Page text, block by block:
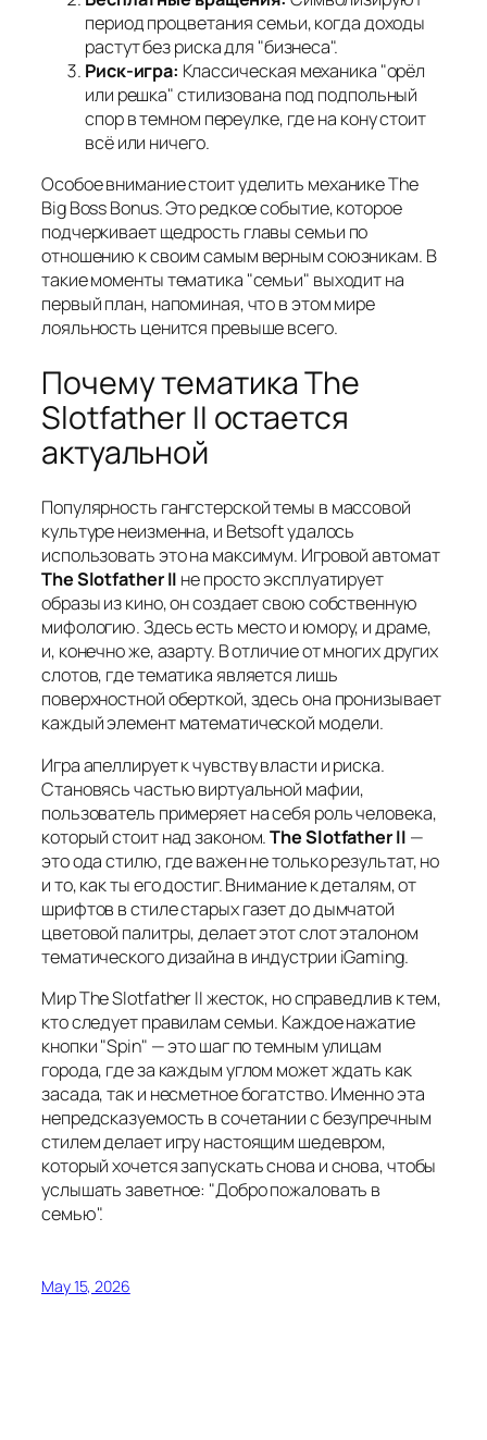
период процветания семьи, когда доходы
растут без риска для "бизнеса".
Риск-игра: Классическая механика "орёл
или решка" стилизована под подпольный
спор в темном переулке, где на кону стоит
всё или ничего.
Особое внимание стоит уделить механике The
Big Boss Bonus. Это редкое событие, которое
подчеркивает щедрость главы семьи по
отношению к своим самым верным союзникам. В
такие моменты тематика "семьи" выходит на
первый план, напоминая, что в этом мире
лояльность ценится превыше всего.
Почему тематика The
Slotfather II остается
актуальной
Популярность гангстерской темы в массовой
культуре неизменна, и Betsoft удалось
использовать это на максимум. Игровой автомат
The Slotfather II не просто эксплуатирует
образы из кино, он создает свою собственную
мифологию. Здесь есть место и юмору, и драме,
и, конечно же, азарту. В отличие от многих других
слотов, где тематика является лишь
поверхностной оберткой, здесь она пронизывает
каждый элемент математической модели.
Игра апеллирует к чувству власти и риска.
Становясь частью виртуальной мафии,
пользователь примеряет на себя роль человека,
который стоит над законом.The Slotfather II —
это ода стилю, где важен не только результат, но
и то, как ты его достиг. Внимание к деталям, от
шрифтов в стиле старых газет до дымчатой
цветовой палитры, делает этот слот эталоном
тематического дизайна в индустрии iGaming.
Мир The Slotfather II жесток, но справедлив к тем,
кто следует правилам семьи. Каждое нажатие
кнопки "Spin" — это шаг по темным улицам
города, где за каждым углом может ждать как
засада, так и несметное богатство. Именно эта
непредсказуемость в сочетании с безупречным
стилем делает игру настоящим шедевром,
который хочется запускать снова и снова, чтобы
услышать заветное: "Добро пожаловать в
семью".
May 15, 2026